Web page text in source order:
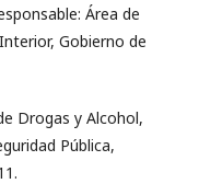
Área de
Gobierno de
Drogas y Alcohol,
Pública,